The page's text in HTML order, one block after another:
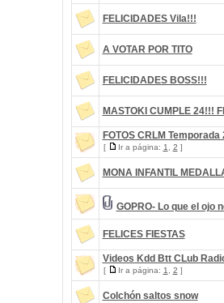
FELICIDADES Vila!!!
A VOTAR POR TITO
FELICIDADES BOSS!!!
MASTOKI CUMPLE 24!!!
FOTOS CRLM Temporada
[ Ir a página: 1 2 ]
MONA INFANTIL
GOPRO- Lo que el ojo
FELICES FIESTAS
Videos Kdd Btt CLub
[ Ir a página: 1 2 ]
Colchón saltos snow